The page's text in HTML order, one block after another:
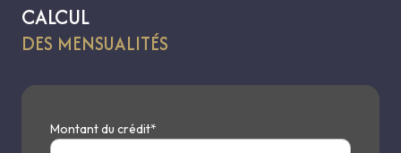
CALCUL
DES MENSUALITÉS
Montant du crédit*